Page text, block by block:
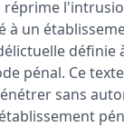
réprime
à un
définie
pénal. Ce
sans